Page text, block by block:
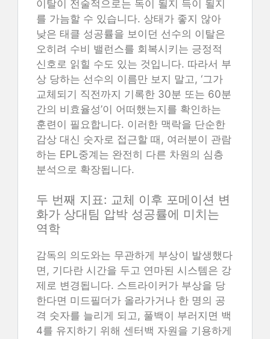
이탈이 전술적으로는 독이 될지 득이 될지
를 가늠할 수 있습니다. 상태가 좋지 않아
낮은 태클 성공률을 보이던 선수의 이탈은
오히려 수비 밸런스를 회복시키는 긍정적
신호로 읽힐 수도 있는 것입니다. 따라서 부
상 당하는 선수의 이름만 보지 말고, ‘그가
교체되기 직전까지 기록한 30분 또는 60분
간의 비효율성’이 어떠했는지를 확인하는
훈련이 필요합니다. 이러한 맥락을 단순한
감상 대신 숫자로 접근할 때, 여러분이 관람
하는 EPL중계는 완전히 다른 차원의 심층
분석으로 확장됩니다.
두 번째 지표: 교체 이후 포메이션 변
화가 상대팀 압박 성공률에 미치는
역학
감독의 의도와는 무관하게 부상이 발생했다
면, 기다란 시간을 두고 연마된 시스템은 강
제로 변경됩니다. 스트라이커가 부상을 당
한다면 미드필더가 올라가거나 한 명의 공
격 숫자를 늘리게 되고, 풀백이 부러지면 백
4를 유지하기 위해 센터백 자원을 기용하게